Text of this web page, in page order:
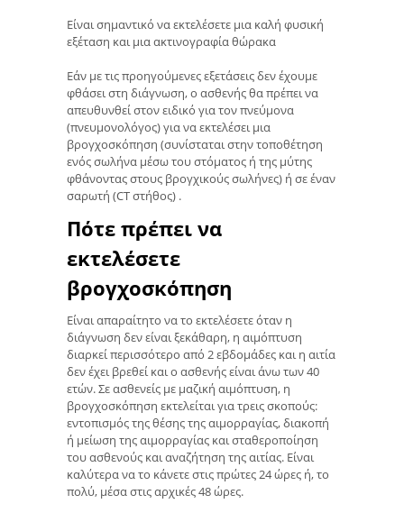
Είναι σημαντικό να εκτελέσετε μια καλή φυσική
εξέταση και μια ακτινογραφία θώρακα
Εάν με τις προηγούμενες εξετάσεις δεν έχουμε
φθάσει στη διάγνωση, ο ασθενής θα πρέπει να
απευθυνθεί στον ειδικό για τον πνεύμονα
(πνευμονολόγος) για να εκτελέσει μια
βρογχοσκόπηση (συνίσταται στην τοποθέτηση
ενός σωλήνα μέσω του στόματος ή της μύτης
φθάνοντας στους βρογχικούς σωλήνες) ή σε έναν
σαρωτή (CT στήθος) .
Πότε πρέπει να
εκτελέσετε
βρογχοσκόπηση
Είναι απαραίτητο να το εκτελέσετε όταν η
διάγνωση δεν είναι ξεκάθαρη, η αιμόπτυση
διαρκεί περισσότερο από 2 εβδομάδες και η αιτία
δεν έχει βρεθεί και ο ασθενής είναι άνω των 40
ετών. Σε ασθενείς με μαζική αιμόπτυση, η
βρογχοσκόπηση εκτελείται για τρεις σκοπούς:
εντοπισμός της θέσης της αιμορραγίας, διακοπή
ή μείωση της αιμορραγίας και σταθεροποίηση
του ασθενούς και αναζήτηση της αιτίας. Είναι
καλύτερα να το κάνετε στις πρώτες 24 ώρες ή, το
πολύ, μέσα στις αρχικές 48 ώρες.